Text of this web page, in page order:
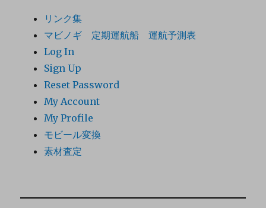
リンク集
マビノギ 定期運航船 運航予測表
Log In
Sign Up
Reset Password
My Account
My Profile
モビール変換
素材査定